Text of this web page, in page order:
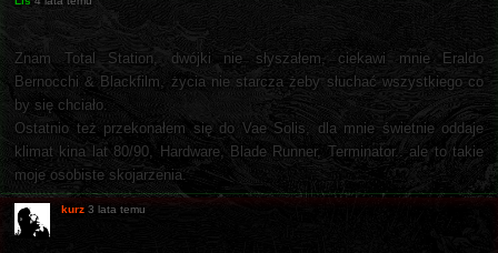
Znam Total Station, dwójki nie słyszałem, ciekawi mnie Eraldo
Bernocchi & Blackfilm, życia nie starcza żeby słuchać wszystkiego co
by się chciało.
Ostatnio też przekonałem się do Vae Solis, dla mnie świetnie oddaje
klimat kina lat 80/90, Hardware, Blade Runner, Terminator.. ale to takie
moje osobiste skojarzenia.
kurz 3 lata temu